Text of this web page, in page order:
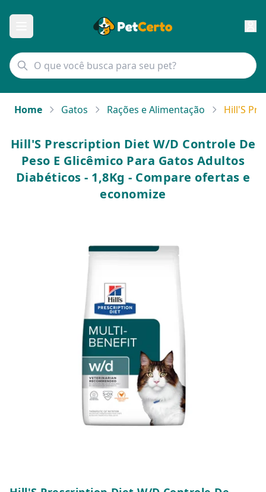
Home Gatos Rações e Alimentação Hill'S
Hill'S Prescription Diet W/D Controle De
Peso E Glicêmico Para Gatos Adultos
Diabéticos - 1,8Kg - Compare ofertas e
economize